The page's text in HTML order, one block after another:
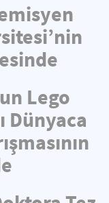
Lego
Dünyaca